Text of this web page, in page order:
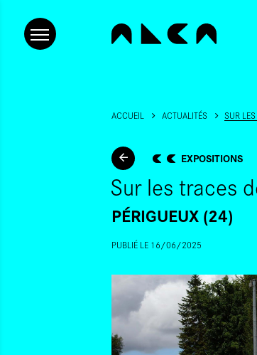
ACCUEIL ACTUALITÉS SUR
EXPOSITIONS
Sur les traces
PÉRIGUEUX (24)
PUBLIÉ LE 16/06/2025